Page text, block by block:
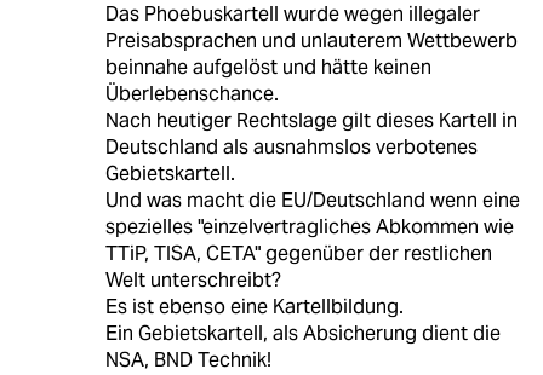
Das Phoebuskartell wurde wegen illegaler
Preisabsprachen und unlauterem Wettbewerb
beinnahe aufgelöst und hätte keinen
Überlebenschance.
Nach heutiger Rechtslage gilt dieses Kartell in
Deutschland als ausnahmslos verbotenes
Gebietskartell.
Und was macht die EU/Deutschland wenn eine
spezielles "einzelvertragliches Abkommen wie
TTiP, TISA, CETA" gegenüber der restlichen
Welt unterschreibt?
Es ist ebenso eine Kartellbildung.
Ein Gebietskartell, als Absicherung dient die
NSA, BND Technik!